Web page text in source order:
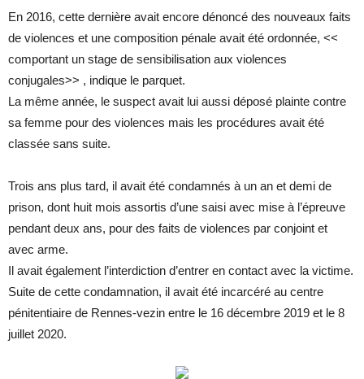
En 2016, cette dernière avait encore dénoncé des nouveaux faits
de violences et une composition pénale avait été ordonnée, <<
comportant un stage de sensibilisation aux violences
conjugales>> , indique le parquet.
La même année, le suspect avait lui aussi déposé plainte contre
sa femme pour des violences mais les procédures avait été
classée sans suite.
Trois ans plus tard, il avait été condamnés à un an et demi de
prison, dont huit mois assortis d’une saisi avec mise à l’épreuve
pendant deux ans, pour des faits de violences par conjoint et
avec arme.
Il avait également l’interdiction d’entrer en contact avec la victime.
Suite de cette condamnation, il avait été incarcéré au centre
pénitentiaire de Rennes-vezin entre le 16 décembre 2019 et le 8
juillet 2020.